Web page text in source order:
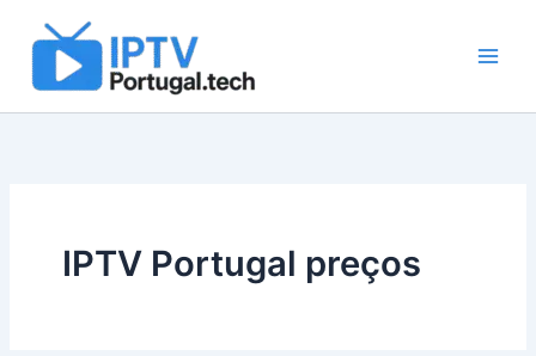
content
IPTV Portugal preços
for: